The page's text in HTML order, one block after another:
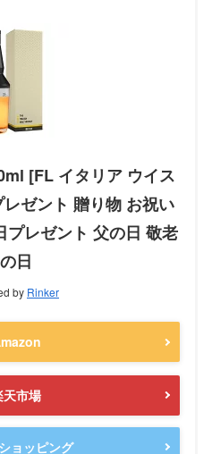
[FL イタリア ウイス
ゼント 贈り物 お祝い
プレゼント 父の日 敬老
の日
by Rinker
天市場
ョッピング